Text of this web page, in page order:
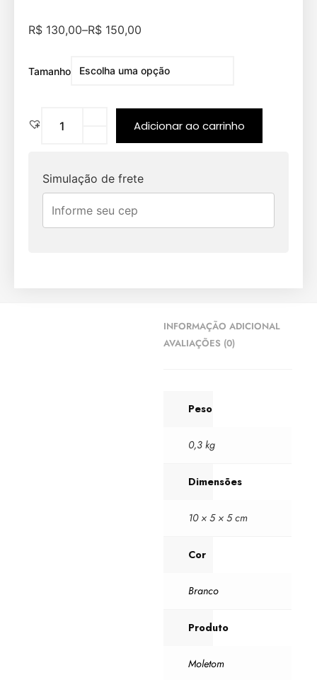
R$ 130,00–R$ 150,00
Tamanho
Adicionar ao carrinho
Simulação de frete
INFORMAÇÃO ADICIONAL
AVALIAÇÕES (0)
Peso
0,3 kg
Dimensões
10 × 5 × 5 cm
Cor
Branco
Produto
Moletom